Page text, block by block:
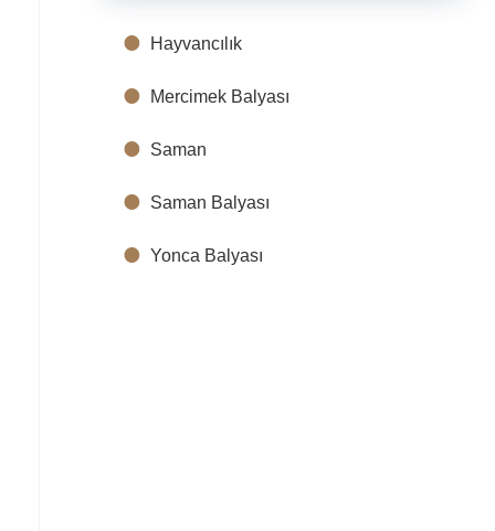
Hayvancılık
Mercimek Balyası
Saman
Saman Balyası
Yonca Balyası